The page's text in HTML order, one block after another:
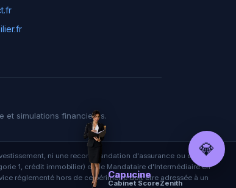
et simulations financieres.
ni une recommandation d'assurance ou de crédit.
1, crédit immobilier) et de Mandataire d'Intermédiaire en
réglementé hors de ce périmètre doit être adressée à un
Capucine
Cabinet ScoreZenith
💎